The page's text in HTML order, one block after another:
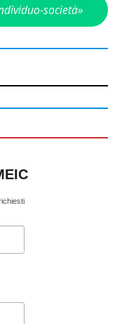
società»